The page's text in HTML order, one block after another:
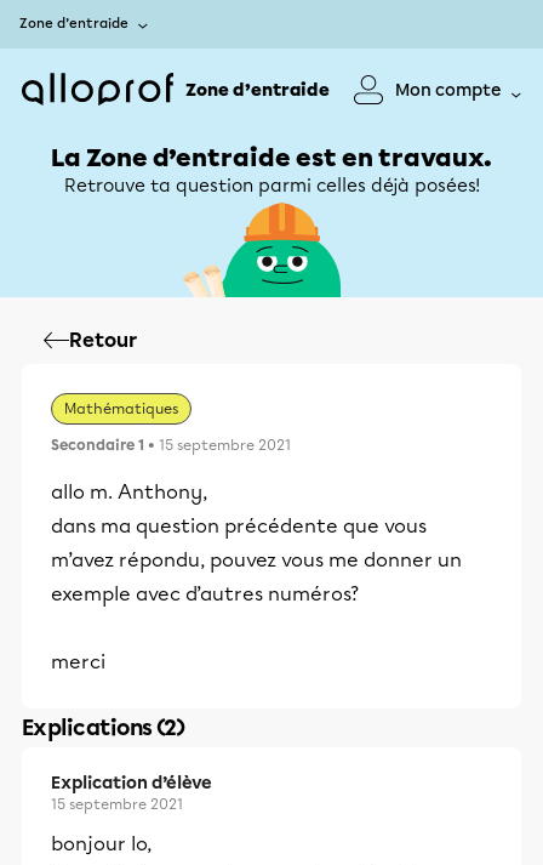
Zone d’entraide
Zone d’entraide Mon compte
La Zone d’entraide est en travaux.
Retrouve ta question parmi celles déjà posées!
Retour
Mathématiques
Secondaire 1 • 15 septembre 2021
allo m. Anthony,
dans ma question précédente que vous
m’avez répondu, pouvez vous me donner un
exemple avec d’autres numéros?
merci
Explications (2)
Explication d’élève
15 septembre 2021
bonjour lo,